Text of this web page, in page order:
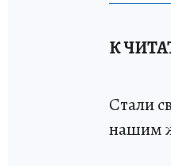
К
Стали
нашим